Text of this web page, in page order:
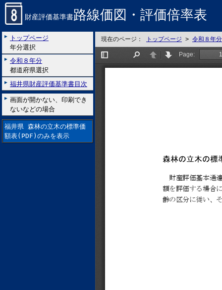
財産評価基準書路線価図・評価倍率表
トップページ
年分選択
令和８年分
都道府県選択
福井県財産評価基準書目次
画面が開かない、印刷でき
ないなどの場合
福井県 森林の立木の標準価
額表(PDF)のみを表示
現在のページ： トップページ > 令和８年分